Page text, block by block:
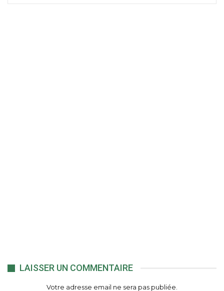
LAISSER UN COMMENTAIRE
Votre adresse email ne sera pas publiée.